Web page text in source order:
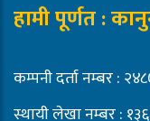
हामी पूर्णत :
कम्पनी दर्ता नम्बर :
स्थायी लेखा नम्बर :